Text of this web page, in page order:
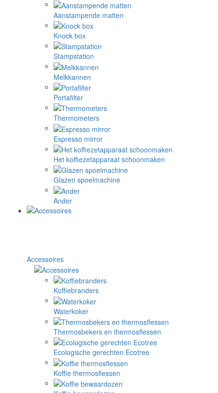
Aanstampende matten
Knock box
Stampstation
Melkkannen
Portafilter
Thermometers
Espresso mirror
Het koffiezetapparaat schoonmaken
Glazen spoelmachine
Ander
Accessoires
Koffiebranders
Waterkoker
Thermosbekers en thermosflessen
Ecologische gerechten Ecotree
Koffie thermosflessen